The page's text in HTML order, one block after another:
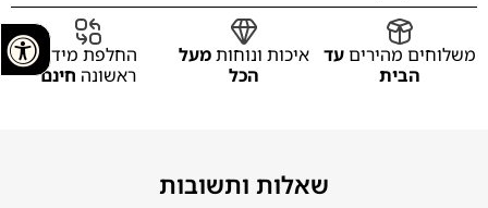
משלוחים מהיריםעד
הבית
איכות ונוחותמעל
הכל
החלפת מידה
ראשונה חינם
שאלות ותשובות